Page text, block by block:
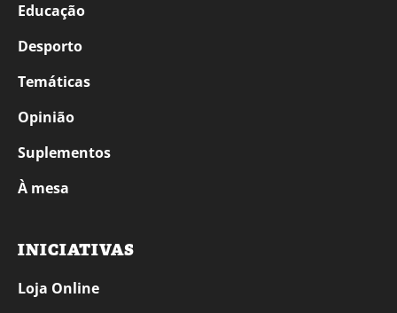
Educação
Desporto
Temáticas
Opinião
Suplementos
À mesa
INICIATIVAS
Loja Online